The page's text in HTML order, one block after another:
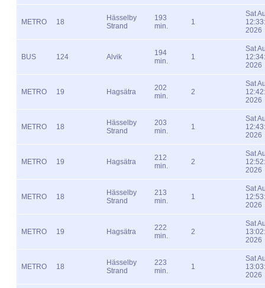
METRO 18
Hässelby
Strand
193
min.
1
Sat
2026
BUS 124 Alvik
194
min.
1
Sat
2026
METRO 19 Hagsätra
202
min.
2
Sat
2026
METRO 18
Hässelby
Strand
203
min.
1
Sat
2026
METRO 19 Hagsätra
212
min.
2
Sat
2026
METRO 18
Hässelby
Strand
213
min.
1
Sat
2026
METRO 19 Hagsätra
222
min.
2
Sat
2026
METRO 18
Hässelby
Strand
223
min.
1
Sat
2026